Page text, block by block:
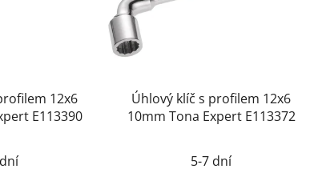
12x6
E113390
Úhlový klíč s profilem 12x6
10mm Tona Expert E113372
5-7 dní